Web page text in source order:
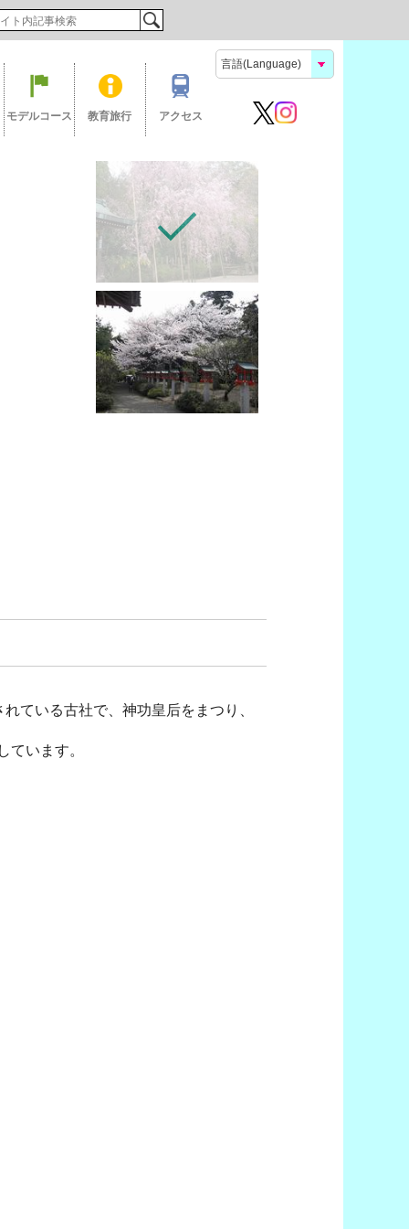
モデルコース 教育旅行 アクセス
ている古社で、神功皇后をまつり、
います。